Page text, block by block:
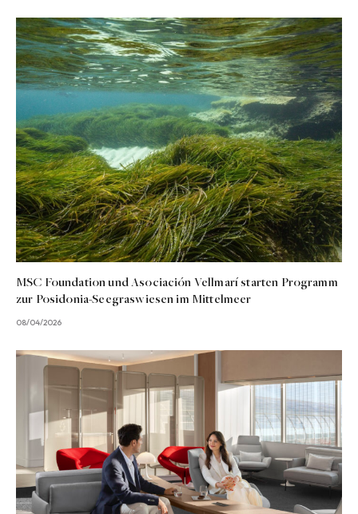
MSC Foundation und Asociación Vellmarí starten Programm
zur Posidonia-Seegraswiesen im Mittelmeer
08/04/2026